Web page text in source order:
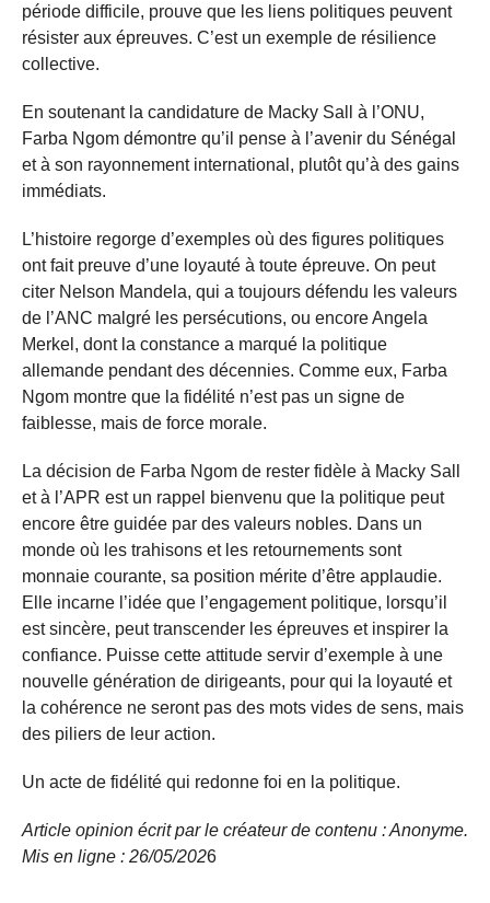
période difficile, prouve que les liens politiques peuvent
résister aux épreuves. C’est un exemple de résilience
collective.
En soutenant la candidature de Macky Sall à l’ONU,
Farba Ngom démontre qu’il pense à l’avenir du Sénégal
et à son rayonnement international, plutôt qu’à des gains
immédiats.
L’histoire regorge d’exemples où des figures politiques
ont fait preuve d’une loyauté à toute épreuve. On peut
citer Nelson Mandela, qui a toujours défendu les valeurs
de l’ANC malgré les persécutions, ou encore Angela
Merkel, dont la constance a marqué la politique
allemande pendant des décennies. Comme eux, Farba
Ngom montre que la fidélité n’est pas un signe de
faiblesse, mais de force morale.
La décision de Farba Ngom de rester fidèle à Macky Sall
et à l’APR est un rappel bienvenu que la politique peut
encore être guidée par des valeurs nobles. Dans un
monde où les trahisons et les retournements sont
monnaie courante, sa position mérite d’être applaudie.
Elle incarne l’idée que l’engagement politique, lorsqu’il
est sincère, peut transcender les épreuves et inspirer la
confiance. Puisse cette attitude servir d’exemple à une
nouvelle génération de dirigeants, pour qui la loyauté et
la cohérence ne seront pas des mots vides de sens, mais
des piliers de leur action.
Un acte de fidélité qui redonne foi en la politique.
Article opinion écrit par le créateur de contenu : Anonyme.
Mis en ligne : 26/05/2026